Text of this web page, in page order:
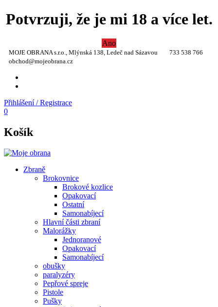
Potvrzuji, že je mi 18 a více let.
Ano
MOJE OBRANA s.r.o., Mlýnská 138, Ledeč nad Sázavou
733 538 766
obchod@mojeobrana.cz
Přihlášení / Registrace
0
Košík
Zbraně
Brokovnice
Brokové kozlice
Opakovací
Ostatní
Samonabíjecí
Hlavní části zbraní
Malorážky
Jednoranové
Opakovací
Samonabíjecí
obušky
paralyzéry
Pepřové spreje
Pistole
Pušky